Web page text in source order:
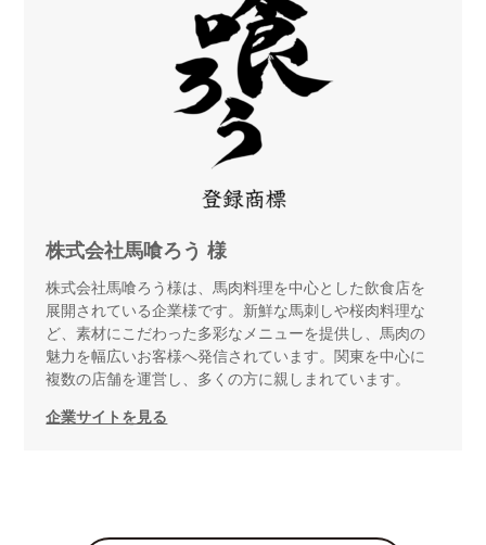
株式会社馬喰ろう 様
株式会社馬喰ろう様は、馬肉料理を中心とした飲食店を
展開されている企業様です。新鮮な馬刺しや桜肉料理な
ど、素材にこだわった多彩なメニューを提供し、馬肉の
魅力を幅広いお客様へ発信されています。関東を中心に
複数の店舗を運営し、多くの方に親しまれています。
企業サイトを見る